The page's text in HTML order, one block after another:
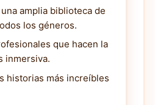
amplia biblioteca de
los géneros.
que hacen la
inmersiva.
historias más increíbles